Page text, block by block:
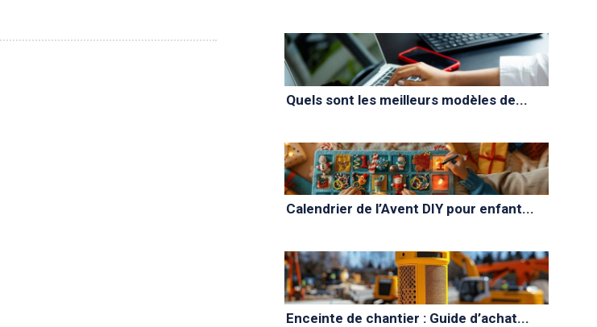
Quels sont les meilleurs modèles de...
Calendrier de l’Avent DIY pour enfant...
Enceinte de chantier : Guide d’achat...